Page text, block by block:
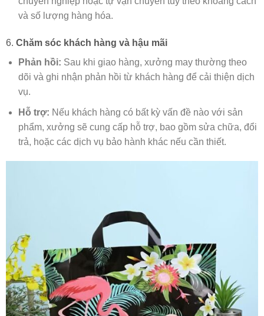
và số lượng hàng hóa.
6. Chăm sóc khách hàng và hậu mãi
Phản hồi: Sau khi giao hàng, xưởng may thường theo
dõi và ghi nhận phản hồi từ khách hàng để cải thiện dịch
vụ.
Hỗ trợ: Nếu khách hàng có bất kỳ vấn đề nào với sản
phẩm, xưởng sẽ cung cấp hỗ trợ, bao gồm sửa chữa, đổi
trả, hoặc các dịch vụ bảo hành khác nếu cần thiết.